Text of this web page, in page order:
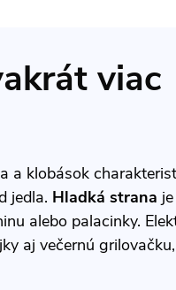
viac
a klobások
jedla. Hladká strana
alebo palacinky.
aj večernú